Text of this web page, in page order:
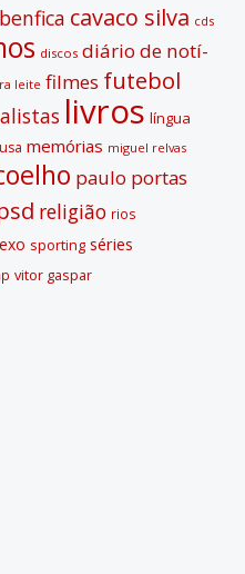
benfica cavaco silva cds
discos diário de notí­
leite filmes futebol
livros lí­ngua
memórias miguel relvas
paulo portas
religião rios
sporting séries
vitor gaspar